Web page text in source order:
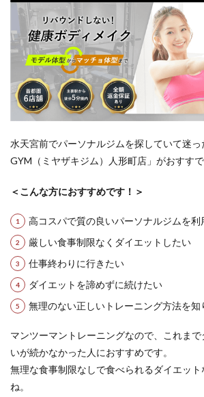
水天宮前でパーソナルジムを探していて迷
GYM（ミヤザキジム）人形町店」がおすすで
＜こんな方におすすめです！＞
高コスパで質の良いパーソナルジムを利
厳しい食事制限なくダイエットしたい
仕事終わりに行きたい
ダイエットを諦めずに続けたい
無理のない正しいトレーニング方法を知
マンツーマントレーニングなので、これま
いが続かなかった人におすすめです。
無理な食事制限なしで食べられるダイエット
ね。